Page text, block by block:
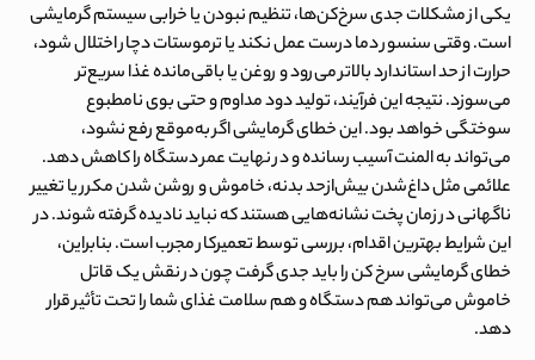
یکی از مشکلات جدی سرخ‌کن‌ها، تنظیم نبودن یا خرابی سیستم گرمایشی
است. وقتی سنسور دما درست عمل نکند یا ترموستات دچار اختلال شود،
حرارت از حد استاندارد بالاتر می‌رود و روغن یا باقی‌مانده غذا سریع‌تر
می‌سوزد. نتیجه این فرآیند، تولید دود مداوم و حتی بوی نامطبوع
سوختگی خواهد بود. این خطای گرمایشی اگر به‌موقع رفع نشود،
می‌تواند به المنت آسیب رسانده و در نهایت عمر دستگاه را کاهش دهد.
علائمی مثل داغ‌شدن بیش‌ازحد بدنه، خاموش و روشن شدن مکرر یا تغییر
ناگهانی در زمان پخت نشانه‌هایی هستند که نباید نادیده گرفته شوند. در
این شرایط بهترین اقدام، بررسی توسط تعمیرکار مجرب است. بنابراین،
خطای گرمایشی سرخ کنرا باید جدی گرفت چون در نقش یک قاتل
خاموش می‌تواند هم دستگاه و هم سلامت غذای شما را تحت تأثیر قرار
دهد.